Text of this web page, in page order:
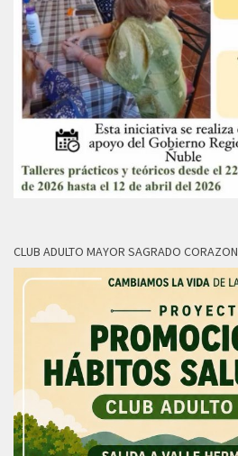
CLUB ADULTO MAYOR SAGRADO CORAZON